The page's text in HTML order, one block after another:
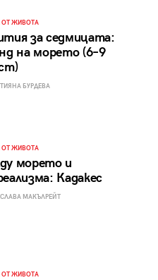
ОТ ЖИВОТА
за седмицата:
на морето (6–9
БУРДЕВА
ОТ ЖИВОТА
морето и
Кадакес
МАКЪЛРЕЙТ
ОТ ЖИВОТА